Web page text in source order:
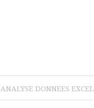
ANALYSE DONNEES EXCEL